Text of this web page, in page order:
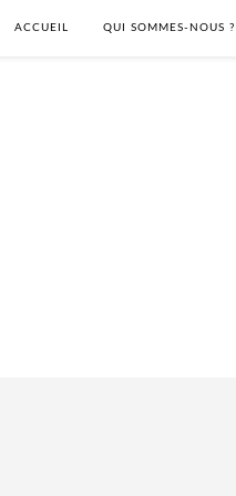
ACCUEIL QUI SOMMES-NOUS ?